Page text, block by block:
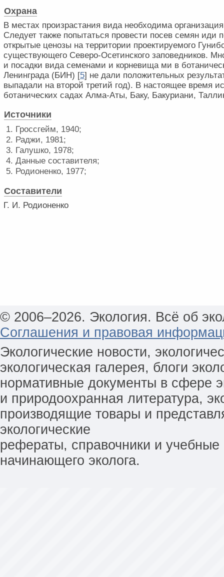
Охрана
В местах произрастания вида необходима организация
Следует также попытаться провести посев семян иди
открытые ценозы на территории проектируемого
существующего Северо-Осетинского заповедников.
и посадки вида семенами и корневища ми в
Ленинграда (БИН) [5] не дали положительных
выпадали на второй третий год). В настоящее время
ботанических садах Алма-Аты, Баку, Бакуриани,
Источники
1. Гроссгейм, 1940;
2. Раджи, 1981;
3. Галушко, 1978;
4. Данные составителя;
5. Родионенко, 1977;
Составители
Г. И. Родионенко
© 2006–2026. Экология. Всё об
Соглашения и правовая
Экологические новости,
экологическая галерея, блоги
нормативные документы в сфере
и природоохранная литература,
производящие товары и
экологические
рефераты, справочники и
начинающего эколога.